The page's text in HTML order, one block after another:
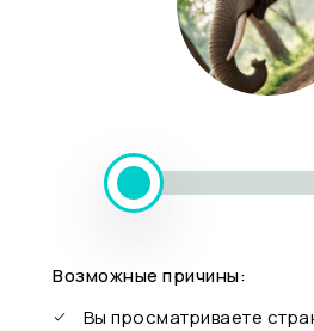
Возможные причины:
Вы просматриваете